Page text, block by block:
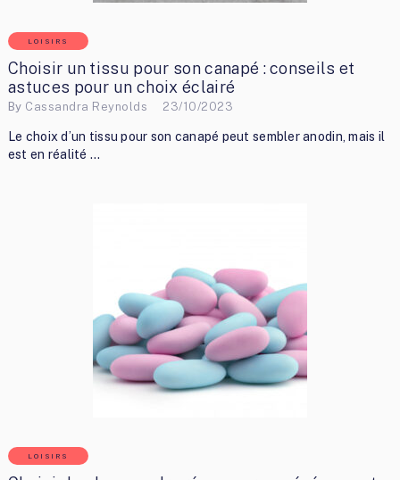
LOISIRS
Choisir un tissu pour son canapé : conseils et
astuces pour un choix éclairé
By Cassandra Reynolds 23/10/2023
Le choix d’un tissu pour son canapé peut sembler anodin, mais il
est en réalité …
LOISIRS